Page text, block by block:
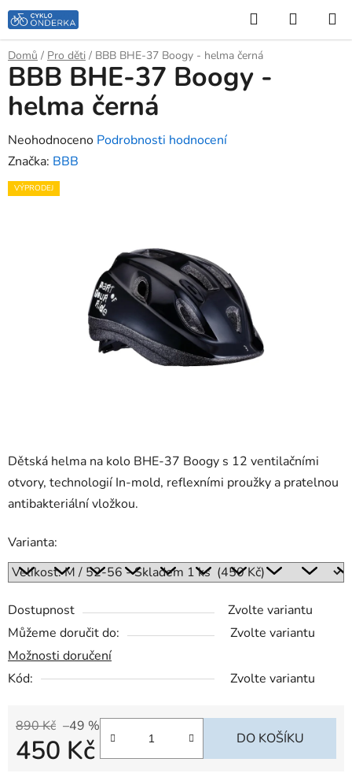
Přejít
na
obsah
Hledat
KOŠÍK
Domů / Pro děti / BBB BHE-37 Boogy - helma černá
Dětská helma na kolo BHE-37 Boogy s 12 ventilačními
otvory, technologií In-mold, reflexními proužky a pratelnou
antibakteriální vložkou.
Varianta:
Dostupnost
Zvolte variantu
Můžeme doručit do:
Zvolte variantu
Možnosti doručení
Kód:
Zvolte variantu
890 Kč –49 %
450 Kč DO KOŠÍKU
BBB BHE-37 Boogy -
helma černá
Průměrné
hodnocení
produktu
Neohodnoceno Podrobnosti hodnocení
Značka: BBB
VÝPRODEJ